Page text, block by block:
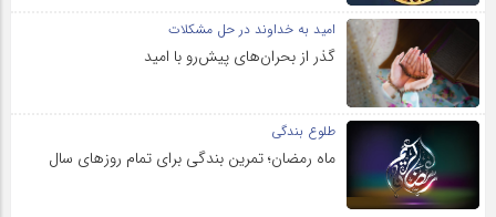
امید به خداوند در حل مشکلات
گذر از بحران‌های پیش‌رو با امید
طلوع بندگی
ماه رمضان؛ تمرین بندگی برای تمام روزهای سال